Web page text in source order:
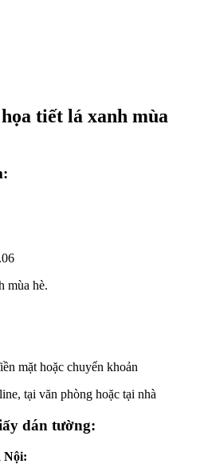
tiết lá xanh mùa
mùa hè.
mặt hoặc chuyển khoản
tại văn phòng hoặc tại nhà
dán tường:
Nội: